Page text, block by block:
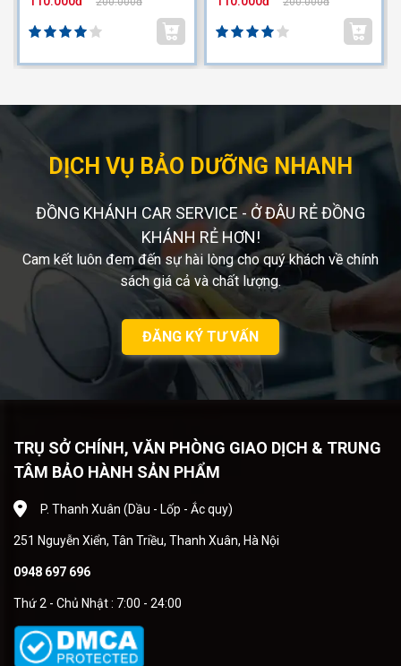
DỊCH VỤ BẢO DƯỠNG NHANH
ĐỒNG KHÁNH CAR SERVICE - Ở ĐÂU RẺ ĐỒNG
KHÁNH RẺ HƠN!
Cam kết luôn đem đến sự hài lòng cho quý khách về chính
sách giá cả và chất lượng.
ĐĂNG KÝ TƯ VẤN
TRỤ SỞ CHÍNH, VĂN PHÒNG GIAO DỊCH & TRUNG
TÂM BẢO HÀNH SẢN PHẨM
P. Thanh Xuân (Dầu - Lốp - Ắc quy)
251 Nguyễn Xiển, Tân Triều, Thanh Xuân, Hà Nội
0948 697 696
Thứ 2 - Chủ Nhật : 7:00 - 24:00